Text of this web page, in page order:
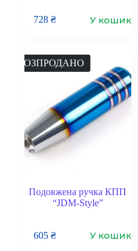
728₴ У кошик
РОЗПРОДАНО
Подовжена ручка КПП
“JDM-Style”
605₴ У кошик